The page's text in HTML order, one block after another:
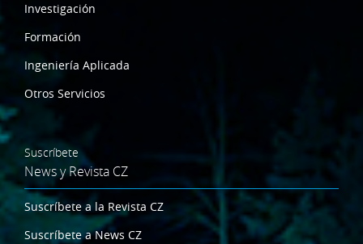
Investigación
Formación
Ingeniería Aplicada
Otros Servicios
Suscríbete
News y Revista CZ
Suscríbete a la Revista CZ
Suscríbete a News CZ